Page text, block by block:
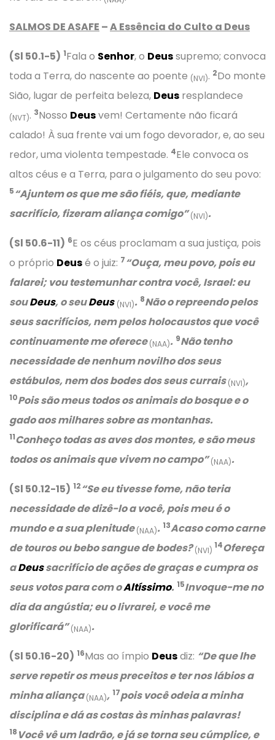
SALMOS DE ASAFE –A Essência do Culto a Deus
(Sl 50.1-5) 1Fala o Senhor, o Deussupremo; convoca
toda a Terra, do nascente ao poente (NVI). 2Do monte
Sião, lugar de perfeita beleza, Deus resplandece
(NVT). 3Nosso Deusvem! Certamente não ficará
calado! À sua frente vai um fogo devorador, e, ao seu
redor, uma violenta tempestade. 4Ele convoca os
altos céus e a Terra, para o julgamento do seu povo:
5“Ajuntem os que me são fiéis, que, mediante
sacrifício, fizeram aliança comigo”(NVI).
(Sl 50.6-11) 6E os céus proclamam a sua justiça, pois
o próprio Deusé o juiz: 7“Ouça, meu povo, pois eu
falarei; vou testemunhar contra você, Israel: eu
souDeus, o seuDeus (NVI). 8Não o repreendo pelos
seus sacrifícios, nem pelos holocaustos que você
continuamente me oferece(NAA). 9Não tenho
necessidade de nenhum novilho dos seus
estábulos, nem dos bodes dos seus currais(NVI),
10Pois são meus todos os animais do bosque e o
gado aos milhares sobre as montanhas.
11Conheço todas as aves dos montes, e são meus
todos os animais que vivem no campo”(NAA).
(Sl 50.12-15) 12“Se eu tivesse fome, não teria
necessidade de dizê-lo a você, pois meu é o
mundo e a sua plenitude(NAA). 13Acaso como carne
de touros ou bebo sangue de bodes?(NVI)
14Ofereça
aDeussacrifício de ações de graças e cumpra os
seus votos para com oAltíssimo. 15Invoque-me no
dia da angústia; eu o livrarei, e você me
glorificará”(NAA).
(Sl 50.16-20) 16Mas ao ímpio Deusdiz: “De que lhe
serve repetir os meus preceitos e ter nos lábios a
minha aliança(NAA), 17pois você odeia a minha
disciplina e dá as costas às minhas palavras!
18 Você vê um ladrão, e já se torna seu cúmplice, e